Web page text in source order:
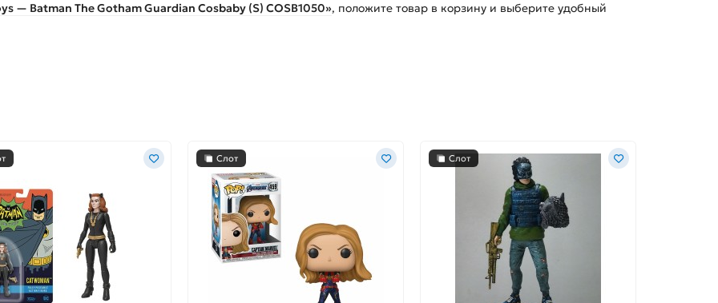
— Batman The Gotham Guardian Cosbaby (S) COSB1050», положите товар в корзину и выберите удобный
Слот Слот